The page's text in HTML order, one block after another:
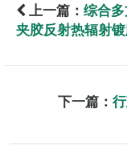
上一篇： 综合
夹胶反射热辐射
下一篇：